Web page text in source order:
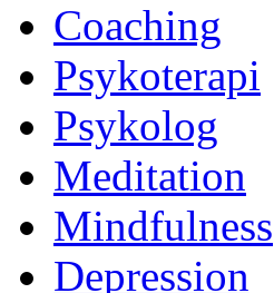
Coaching
Psykoterapi
Psykolog
Meditation
Mindfulness
Depression